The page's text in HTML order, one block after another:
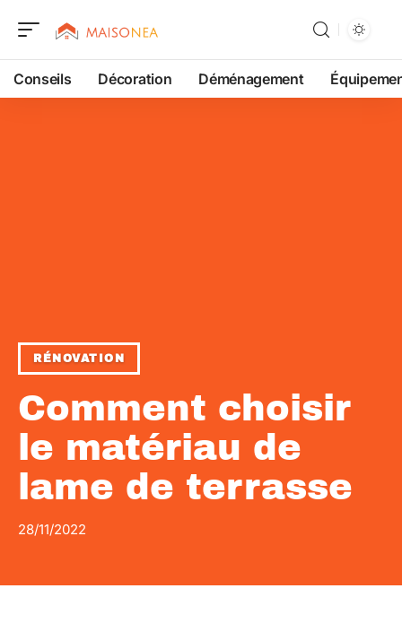
Conseils Décoration Déménagement
RÉNOVATION
Comment choisir
le matériau de
lame de terrasse
28/11/2022